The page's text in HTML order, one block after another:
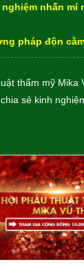
nhấn mí
pháp độn
thẩm mỹ Mika
sẻ kinh